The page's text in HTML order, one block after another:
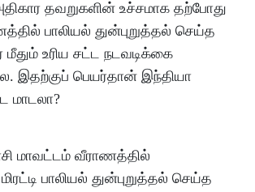
தவறுகளின் உச்சமாக தற்போது
பாலியல் துன்புறுத்தல் செய்த
உரிய சட்ட நடவடிக்கை
இதற்குப் பெயர்தான் இந்தியா
மாடலா?
மாவட்டம் வீராணத்தில்
பாலியல் துன்புறுத்தல் செய்த